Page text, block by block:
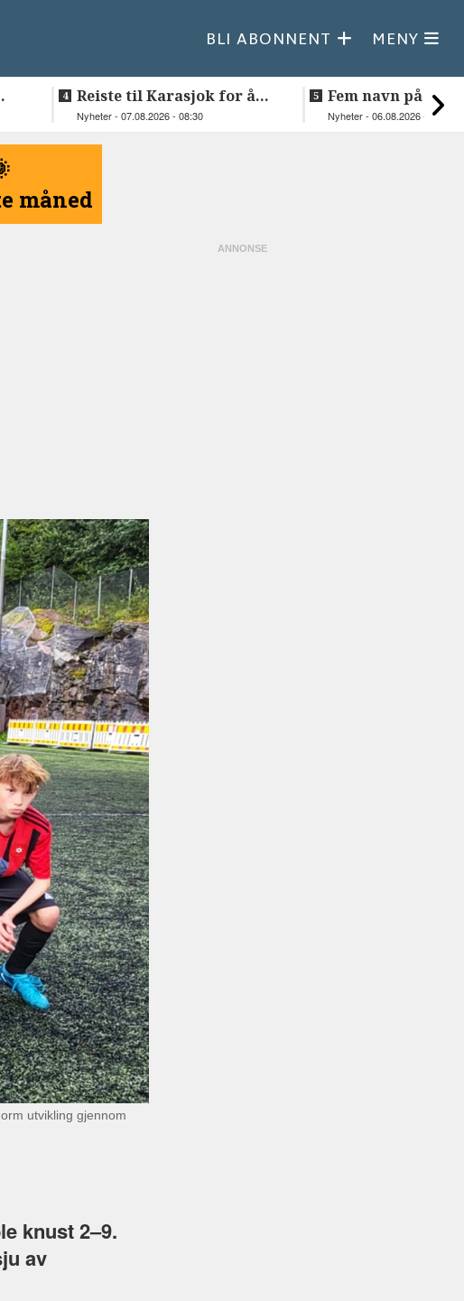
BLI ABONNENT MENY
Reiste til Karasjok for å
vie Ellen og Johan Anders
Nyheter - 07.08.2026 - 08:30
Fem navn på
til toppjobben i
Nyheter - 06.08.2026 - 15:03
måned
utvikling gjennom
knust 2–9.
av